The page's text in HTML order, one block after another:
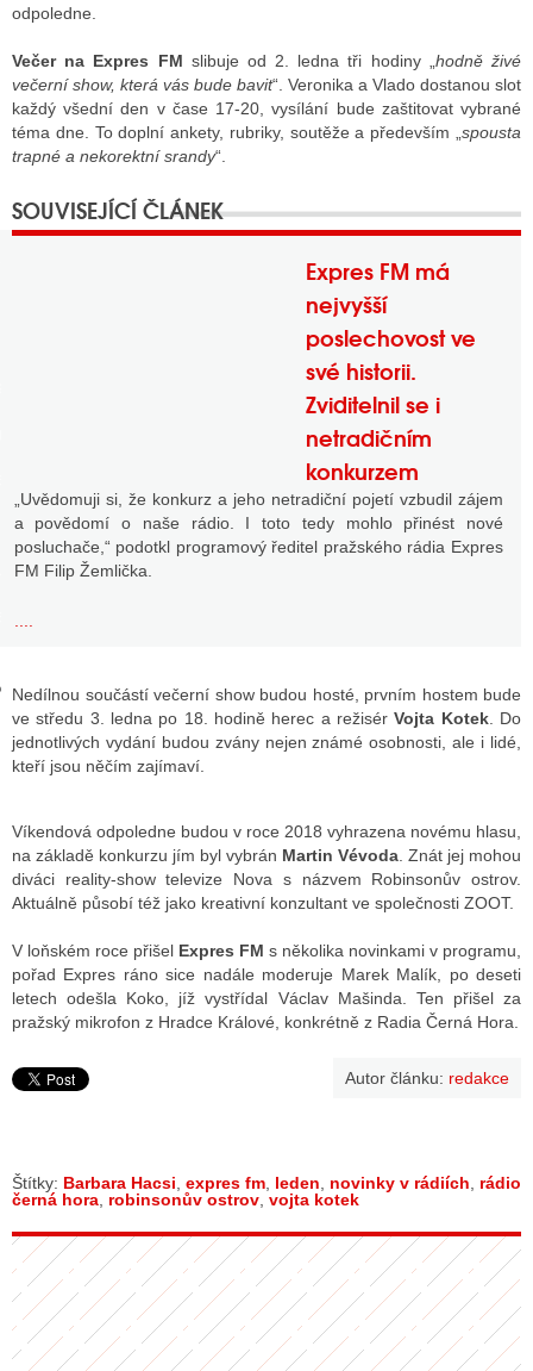
INTERNET
RÁDIA
STRÁNKY RÁDIÍ
STRÁNKY TV
odpoledne.
Večer na Expres FM slibuje od 2. ledna tři hodiny „ hodně živé
večerní show, která vás bude bavit“. Veronika a Vlado dostanou slot
každý všední den v čase 17-20, vysílání bude zaštitovat vybrané
téma dne. To doplní ankety, rubriky, soutěže a především „ spousta
trapné a nekorektní srandy“.
Expres FM má
nejvyšší
poslechovost ve
své historii.
Zviditelnil se i
netradičním
konkurzem
„Uvědomuji si, že konkurz a jeho netradiční pojetí vzbudil zájem
a povědomí o naše rádio. I toto tedy mohlo přinést nové
posluchače,“ podotkl programový ředitel pražského rádia Expres
FM Filip Žemlička.
Nedílnou součástí večerní show budou hosté, prvním hostem bude
ve středu 3. ledna po 18. hodině herec a režisérVojta Kotek. Do
jednotlivých vydání budou zvány nejen známé osobnosti, ale i lidé,
kteří jsou něčím zajímaví.
Víkendová odpoledne budou v roce 2018 vyhrazena novému hlasu,
na základě konkurzu jím byl vybrán Martin Vévoda . Znát jej mohou
diváci reality-show televize Nova s názvem Robinsonův ostrov.
Aktuálně působí též jako kreativní konzultant ve společnosti ZOOT.
V loňském roce přišel Expres FM s několika novinkami v programu,
pořad Expres ráno sice nadále moderuje Marek Malík, po deseti
letech odešla Koko, jíž vystřídal Václav Mašinda. Ten přišel za
pražský mikrofon z Hradce Králové, konkrétně z Radia Černá Hora.
Autor článku: redakce
Štítky: Barbara Hacsi expres fm leden novinky v rádiích
rádio
černá hora robinsonův ostrov vojta kotek